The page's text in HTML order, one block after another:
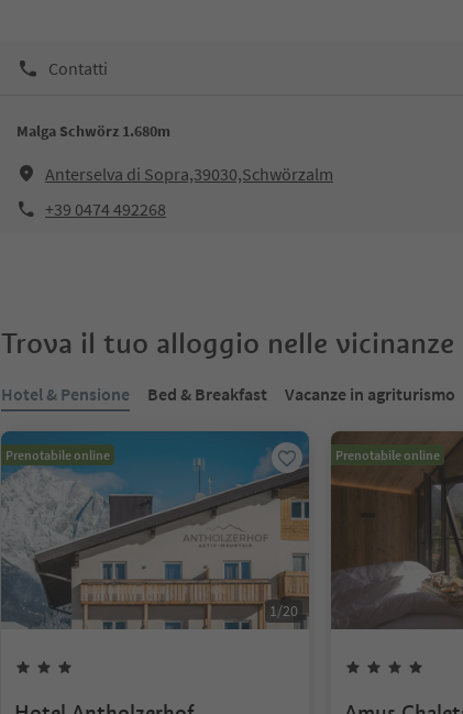
Contatti
Malga Schwörz 1.680m
Anterselva di Sopra,39030,Schwörzalm
+39 0474 492268
Trova il tuo alloggio nelle vicinanze
Hotel & Pensione Bed & Breakfast Vacanze in agriturismo
Prenotabile online
1/20
Prenotabile online